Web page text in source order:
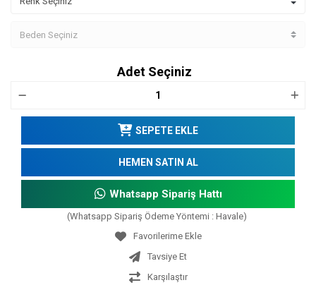
Adet Seçiniz
SEPETE EKLE
HEMEN SATIN AL
Whatsapp Sipariş Hattı
(Whatsapp Sipariş Ödeme Yöntemi : Havale)
Tavsiye Et
Karşılaştır